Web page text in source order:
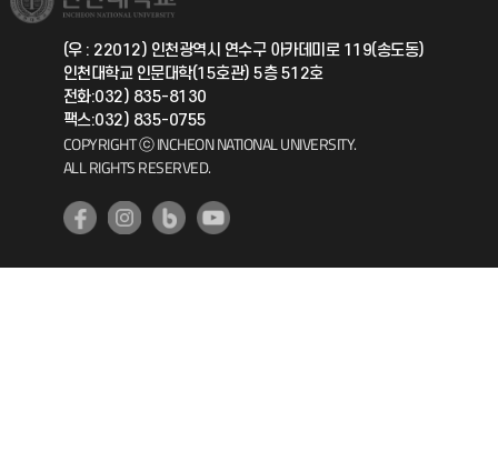
총동문회
국제지원과
공자아카데미
기초교육원
(우 : 22012) 인천광역시 연수구 아카데미로 119(송도동)
인천대학교 인문대학(15호관) 5층 512호
전화:032) 835-8130
팩스:032) 835-0755
COPYRIGHT ⓒ INCHEON NATIONAL UNIVERSITY.
ALL RIGHTS RESERVED.